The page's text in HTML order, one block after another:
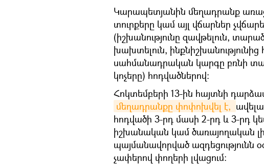
Կարապետյանին մեղադրանք
տուրքերը կամ այլ վճարներ
(իշխանությունը զավթելուն,
խախտելուն, ինքնիշխանությունից
սահմանադրական կարգը բռնի
կոչերը) հոդվածներով։
Հոկտեմբերի 13-ին հայտնի
մեղադրանքը փոփոխվել է,
հոդվածի 3-րդ մասի 2-րդ և 3-րդ
իշխանական կամ ծառայողական
պայմանավորված ազդեցությունն
չափերով փողերի լվացում։